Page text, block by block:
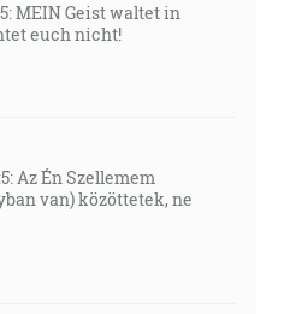
MEIN Geist waltet in
euch nicht!
Az Én Szellemem
van) közöttetek, ne